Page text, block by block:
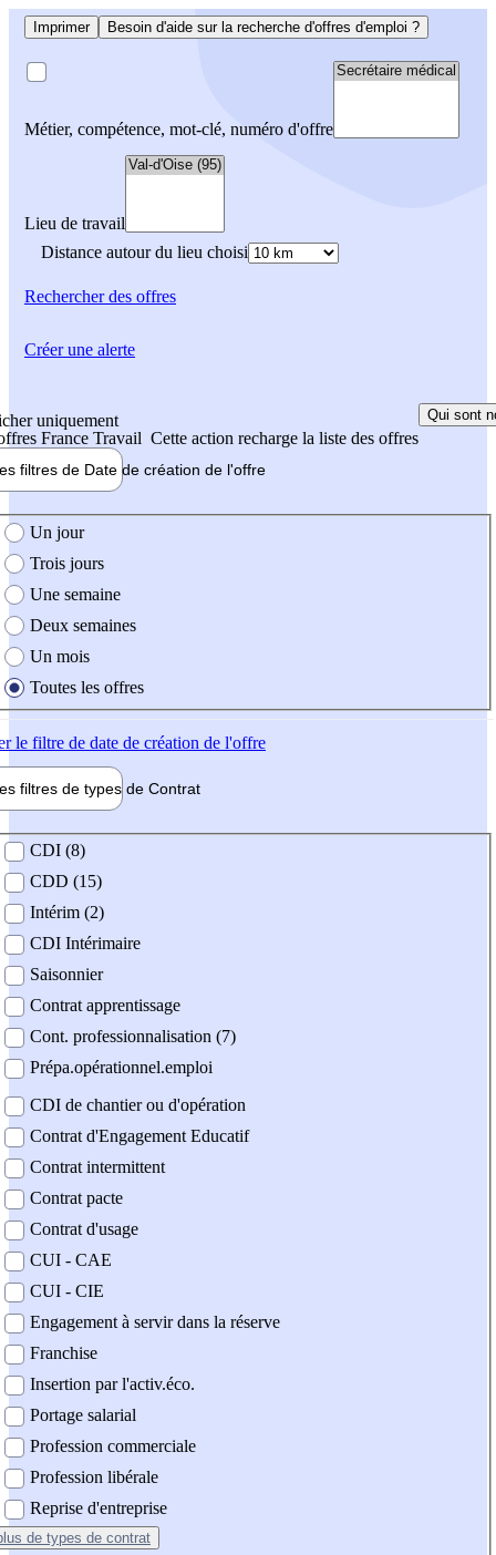
Imprimer Besoin d'aide sur la recherche d'offres d'emploi ?
Métier, compétence, mot-clé, numéro d'offre
Lieu de travail
Distance autour du lieu choisi
Rechercherdes offres
uniquement
France Travail Cette action recharge la liste des offres
Qui sont
filtres de Date de création de l'offre
création de l'offre
Un jour
Trois jours
Une semaine
Deux semaines
Un mois
Toutes les offres
le filtre de date de création de l'offre
filtres de types de Contrat
contrat
CDI (8)
CDD (15)
Intérim (2)
CDI Intérimaire
Saisonnier
Contrat apprentissage
Cont. professionnalisation (7)
Prépa.opérationnel.emploi
CDI de chantier ou d'opération
Contrat d'Engagement Educatif
Contrat intermittent
Contrat pacte
Contrat d'usage
CUI - CAE
CUI - CIE
Engagement à servir dans la réserve
Franchise
Insertion par l'activ.éco.
Portage salarial
Profession commerciale
Profession libérale
Reprise d'entreprise
de types de contrat
Créer une alerte